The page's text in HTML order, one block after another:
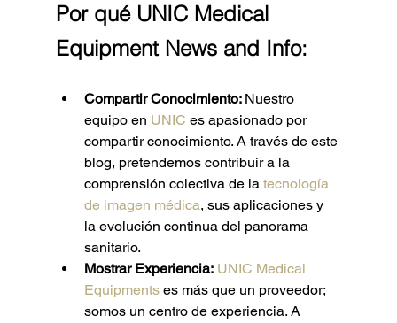
Por qué UNIC Medical
Equipment News and Info:
Compartir Conocimiento: Nuestro
equipo en UNIC es apasionado por
compartir conocimiento. A través de este
blog, pretendemos contribuir a la
comprensión colectiva de la tecnología
de imagen médica, sus aplicaciones y
la evolución continua del panorama
sanitario.
Mostrar Experiencia: UNIC Medical
Equipments es más que un proveedor;
somos un centro de experiencia. A